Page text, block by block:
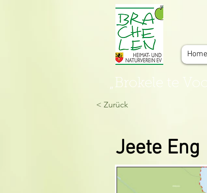
Home
„Brokele te
< Zurück
Jeete Eng